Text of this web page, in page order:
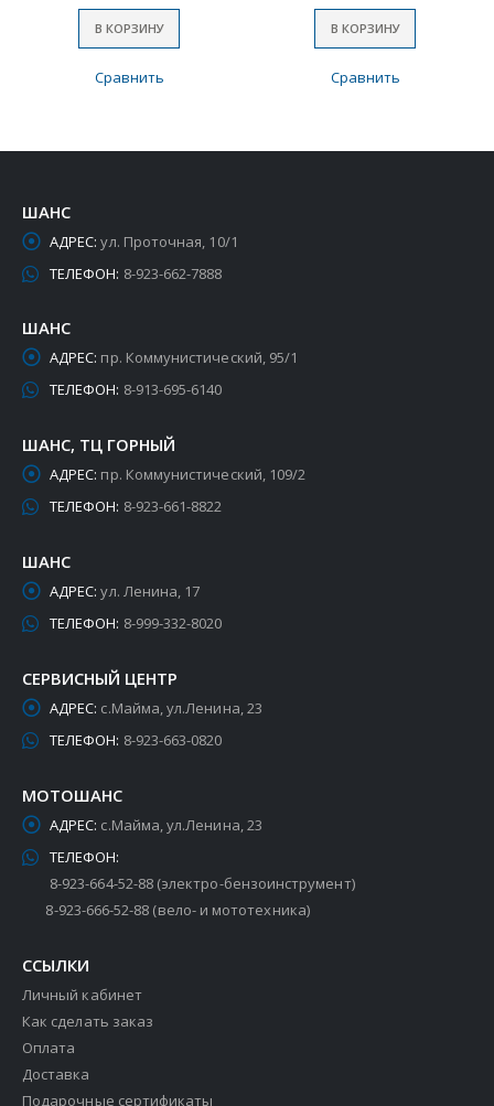
В КОРЗИНУ
Сравнить
В КОРЗИНУ
Сравнить
ШАНС
АДРЕС: ул. Проточная, 10/1
ТЕЛЕФОН: 8-923-662-7888
ШАНС
АДРЕС: пр. Коммунистический, 95/1
ТЕЛЕФОН: 8-913-695-6140
ШАНС, ТЦ ГОРНЫЙ
АДРЕС: пр. Коммунистический, 109/2
ТЕЛЕФОН: 8-923-661-8822
ШАНС
АДРЕС: ул. Ленина, 17
ТЕЛЕФОН: 8-999-332-8020
СЕРВИСНЫЙ ЦЕНТР
АДРЕС: с.Майма, ул.Ленина, 23
ТЕЛЕФОН: 8-923-663-0820
МОТОШАНС
АДРЕС: с.Майма, ул.Ленина, 23
ТЕЛЕФОН:
8-923-664-52-88 (электро-бензоинструмент)
8-923-666-52-88 (вело- и мототехника)
ССЫЛКИ
Личный кабинет
Как сделать заказ
Оплата
Доставка
Подарочные сертификаты